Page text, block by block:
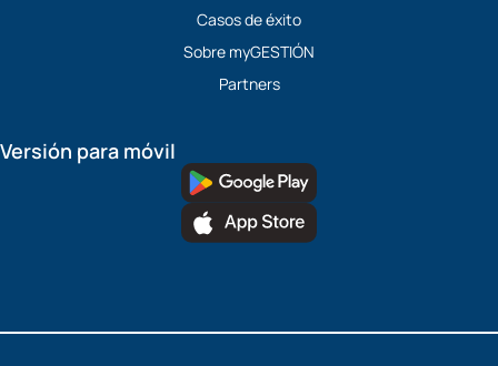
Casos de éxito
Sobre myGESTIÓN
Partners
Versión para móvil